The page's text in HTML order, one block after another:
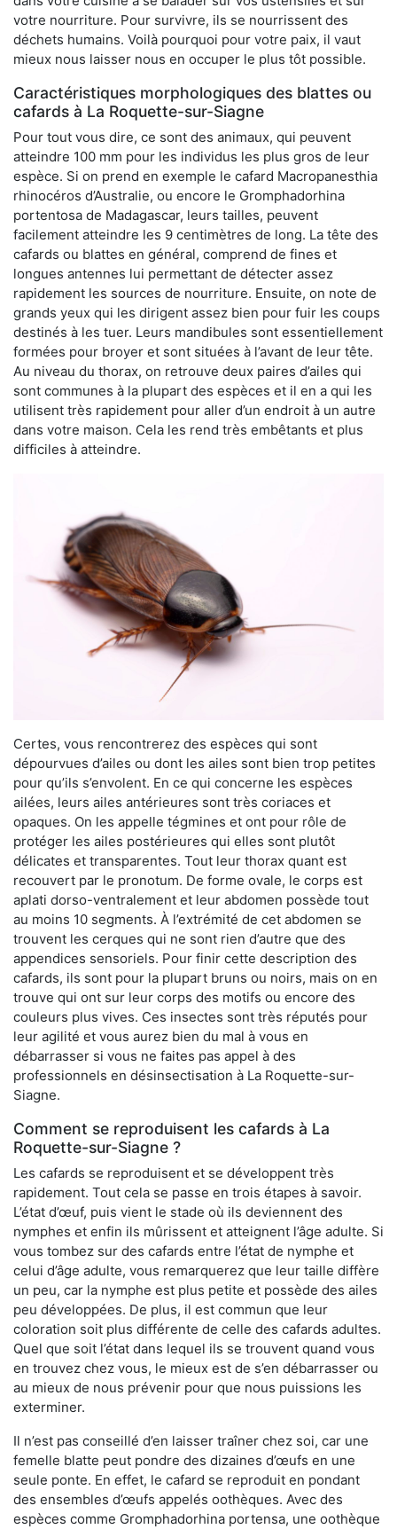
votre nourriture. Pour survivre, ils se nourrissent des
déchets humains. Voilà pourquoi pour votre paix, il vaut
mieux nous laisser nous en occuper le plus tôt possible.
Caractéristiques morphologiques des blattes ou
cafards à La Roquette-sur-Siagne
Pour tout vous dire, ce sont des animaux, qui peuvent
atteindre 100 mm pour les individus les plus gros de leur
espèce. Si on prend en exemple le cafard Macropanesthia
rhinocéros d’Australie, ou encore le Gromphadorhina
portentosa de Madagascar, leurs tailles, peuvent
facilement atteindre les 9 centimètres de long. La tête des
cafards ou blattes en général, comprend de fines et
longues antennes lui permettant de détecter assez
rapidement les sources de nourriture. Ensuite, on note de
grands yeux qui les dirigent assez bien pour fuir les coups
destinés à les tuer. Leurs mandibules sont essentiellement
formées pour broyer et sont situées à l’avant de leur tête.
Au niveau du thorax, on retrouve deux paires d’ailes qui
sont communes à la plupart des espèces et il en a qui les
utilisent très rapidement pour aller d’un endroit à un autre
dans votre maison. Cela les rend très embêtants et plus
difficiles à atteindre.
Certes, vous rencontrerez des espèces qui sont
dépourvues d’ailes ou dont les ailes sont bien trop petites
pour qu’ils s’envolent. En ce qui concerne les espèces
ailées, leurs ailes antérieures sont très coriaces et
opaques. On les appelle tégmines et ont pour rôle de
protéger les ailes postérieures qui elles sont plutôt
délicates et transparentes. Tout leur thorax quant est
recouvert par le pronotum. De forme ovale, le corps est
aplati dorso-ventralement et leur abdomen possède tout
au moins 10 segments. À l’extrémité de cet abdomen se
trouvent les cerques qui ne sont rien d’autre que des
appendices sensoriels. Pour finir cette description des
cafards, ils sont pour la plupart bruns ou noirs, mais on en
trouve qui ont sur leur corps des motifs ou encore des
couleurs plus vives. Ces insectes sont très réputés pour
leur agilité et vous aurez bien du mal à vous en
débarrasser si vous ne faites pas appel à des
professionnels en désinsectisation à La Roquette-sur-
Siagne.
Comment se reproduisent les cafards à La
Roquette-sur-Siagne ?
Les cafards se reproduisent et se développent très
rapidement. Tout cela se passe en trois étapes à savoir.
L’état d’œuf, puis vient le stade où ils deviennent des
nymphes et enfin ils mûrissent et atteignent l’âge adulte. Si
vous tombez sur des cafards entre l’état de nymphe et
celui d’âge adulte, vous remarquerez que leur taille diffère
un peu, car la nymphe est plus petite et possède des ailes
peu développées. De plus, il est commun que leur
coloration soit plus différente de celle des cafards adultes.
Quel que soit l’état dans lequel ils se trouvent quand vous
en trouvez chez vous, le mieux est de s’en débarrasser ou
au mieux de nous prévenir pour que nous puissions les
exterminer.
Il n’est pas conseillé d’en laisser traîner chez soi, car une
femelle blatte peut pondre des dizaines d’œufs en une
seule ponte. En effet, le cafard se reproduit en pondant
des ensembles d’œufs appelés oothèques. Avec des
espèces comme Gromphadorhina portensa, une oothèque